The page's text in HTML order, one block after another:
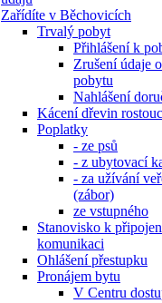
Zařídíte v Běchovicích
Trvalý pobyt
Přihlášení k
Zrušení údaje
pobytu
Nahlášení
Kácení dřevin
Poplatky
- ze psů
- z ubytovací
- za užívání
(zábor)
ze vstupného
Stanovisko k
komunikaci
Ohlášení přestupku
Pronájem bytu
V Centru